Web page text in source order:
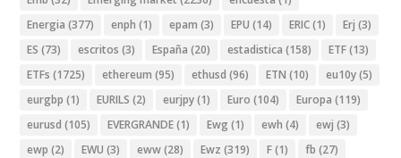
Energia (377) enph (1) epam (3) EPU (14) ERIC(1) Erj (3)
ES (73) escritos (3) España (20) estadistica (158) ETF(13)
ETFs (1725) ethereum (95) ethusd (96) ETN (10) eu10y(5)
eurgbp (1) EURILS (2) eurjpy(1) Euro (104) Europa (119)
eurusd (105) EVERGRANDE(1) Ewg (1) ewh (4) ewj (3)
ewp (2) EWU (3) eww(28) Ewz (319) F(1) fb (27)